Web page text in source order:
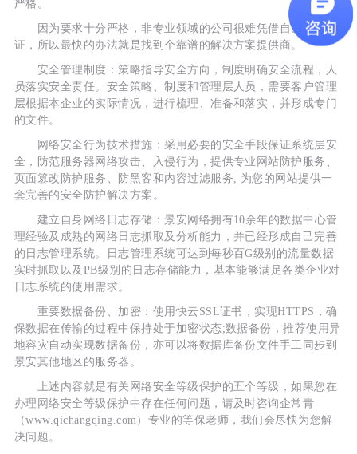
严格。
因为要求十分严格，非专业领域的公司很难凭借自己通过认
证，所以最快的办法就是找到个靠谱的解决方案提供商。
安全管理制度：策略指导安全方向，制度明确安全流程，人
员落实安全责任。安全策略、制度和管理层人员，需要客户管理
层根据本企业的实际情况，进行梳理、准备和落实，并形成专门
的文件。
网络安全行为技术措施：采用必要的安全手段保证系统层安
全，防范服务器网络攻击、入侵行为，提供专业网站防护服务、
页面篡改防护服务、防黑客和内容过滤服务, 为您的网站提供一
套完善的安全防护解决方案。
建立自身网络日志存储：景安网络拥有10余年的数据中心管
理经验及成熟的网络日志抓取及分析能力，并已经形成自己完善
的日志管理系统。日志管理系统可达到每秒百G级别的流量数据
实时抓取以及PB级别的日志存储能力，基本能够满足各类企业对
日志系统的使用需求。
重要数据备份、加密：使用快云SSL证书，实现HTTPS，确
保数据在传输的过程中保持处于加密状态;数据备份，推荐使用异
地容灾自动实现数据备份，亦可以将数据库备份文件手工同步到
景安其他地区的服务器。
上述内容就是有关网络安全等级保护的五个等级，如果您在
办理网络安全等级保护中存在任何问题，请及时咨询企常青
（www.qichangqing.com）专业的等保老师，我们会尽快为您解
决问题。